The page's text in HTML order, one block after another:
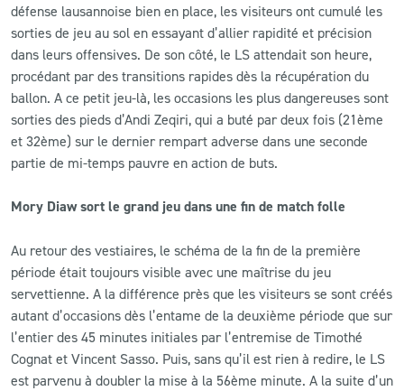
défense lausannoise bien en place, les visiteurs ont cumulé les
sorties de jeu au sol en essayant d’allier rapidité et précision
dans leurs offensives. De son côté, le LS attendait son heure,
procédant par des transitions rapides dès la récupération du
ballon. A ce petit jeu-là, les occasions les plus dangereuses sont
sorties des pieds d’Andi Zeqiri, qui a buté par deux fois (21ème
et 32ème) sur le dernier rempart adverse dans une seconde
partie de mi-temps pauvre en action de buts.
Mory Diaw sort le grand jeu dans une fin de match folle
Au retour des vestiaires, le schéma de la fin de la première
période était toujours visible avec une maîtrise du jeu
servettienne. A la différence près que les visiteurs se sont créés
autant d’occasions dès l’entame de la deuxième période que sur
l’entier des 45 minutes initiales par l’entremise de Timothé
Cognat et Vincent Sasso. Puis, sans qu’il est rien à redire, le LS
est parvenu à doubler la mise à la 56ème minute. A la suite d’un